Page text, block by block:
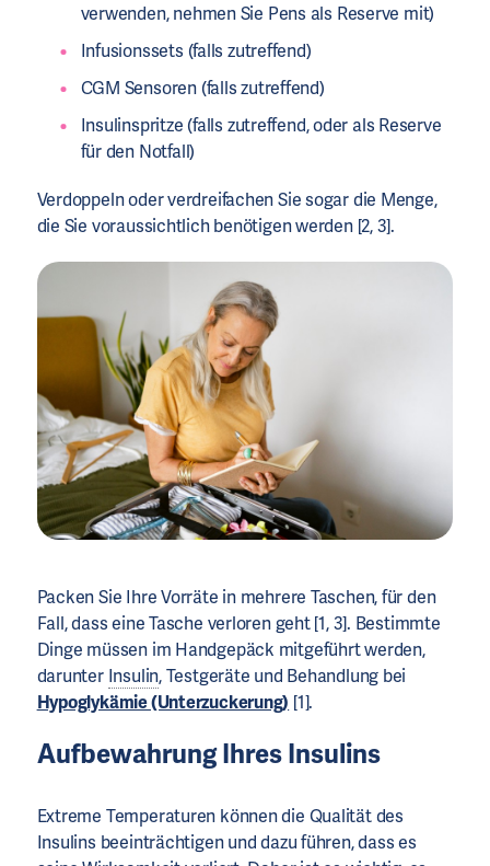
verwenden, nehmen Sie Pens als Reserve mit)
Infusionssets (falls zutreffend)
CGM Sensoren (falls zutreffend)
Insulinspritze (falls zutreffend, oder als Reserve
für den Notfall)
Verdoppeln oder verdreifachen Sie sogar die Menge,
die Sie voraussichtlich benötigen werden [2, 3].
Packen Sie Ihre Vorräte in mehrere Taschen, für den
Fall, dass eine Tasche verloren geht [1, 3]. Bestimmte
Dinge müssen im Handgepäck mitgeführt werden,
darunter Insulin, Testgeräte und Behandlung bei
Hypoglykämie (Unterzuckerung) [1].
Aufbewahrung Ihres Insulins
Extreme Temperaturen können die Qualität des
Insulins beeinträchtigen und dazu führen, dass es